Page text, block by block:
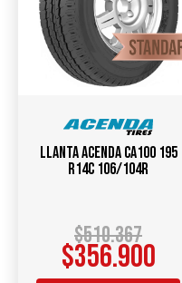
Llanta ACENDA CA100 195
R14C 106/104R
$510.367
$356.900